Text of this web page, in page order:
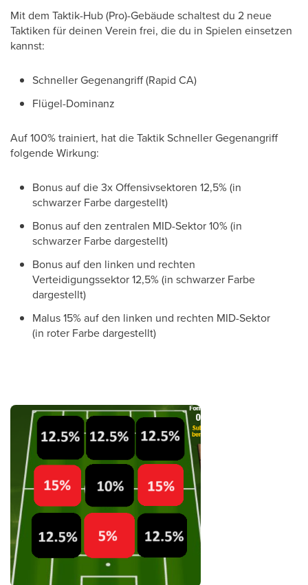
Mit dem Taktik-Hub (Pro)-Gebäude schaltest du 2 neue
Taktiken für deinen Verein frei, die du in Spielen einsetzen
kannst:
Schneller Gegenangriff (Rapid CA)
Flügel-Dominanz
Auf 100% trainiert, hat die Taktik Schneller Gegenangriff
folgende Wirkung:
Bonus auf die 3x Offensivsektoren 12,5% (in
schwarzer Farbe dargestellt)
Bonus auf den zentralen MID-Sektor 10% (in
schwarzer Farbe dargestellt)
Bonus auf den linken und rechten
Verteidigungssektor 12,5% (in schwarzer Farbe
dargestellt)
Malus 15% auf den linken und rechten MID-Sektor
(in roter Farbe dargestellt)